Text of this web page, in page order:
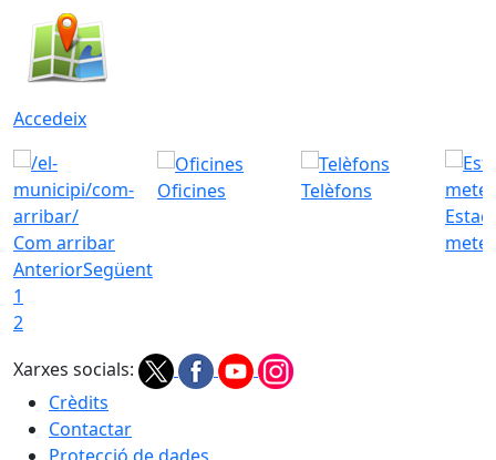
Accedeix
Com arribar
Oficines
Telèfons
AnteriorSegüent
1
2
Xarxes socials:
Crèdits
Contactar